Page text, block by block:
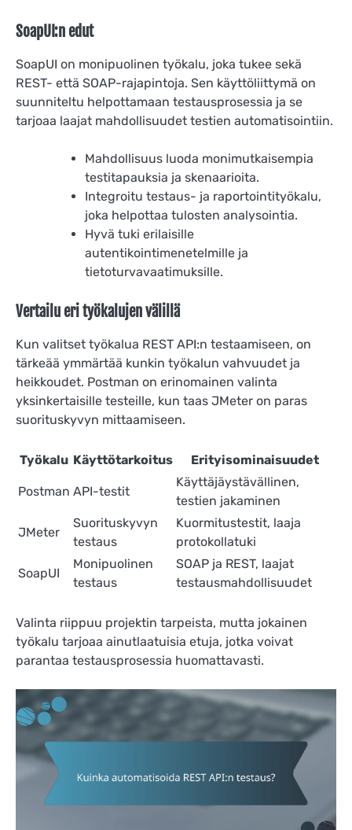
SoapUI:n edut
SoapUI on monipuolinen työkalu, joka tukee sekä
REST- että SOAP-rajapintoja. Sen käyttöliittymä on
suunniteltu helpottamaan testausprosessia ja se
tarjoaa laajat mahdollisuudet testien automatisointiin.
Mahdollisuus luoda monimutkaisempia
testitapauksia ja skenaarioita.
Integroitu testaus- ja raportointityökalu,
joka helpottaa tulosten analysointia.
Hyvä tuki erilaisille
autentikointimenetelmille ja
tietoturvavaatimuksille.
Vertailu eri työkalujen välillä
Kun valitset työkalua REST API:n testaamiseen, on
tärkeää ymmärtää kunkin työkalun vahvuudet ja
heikkoudet. Postman on erinomainen valinta
yksinkertaisille testeille, kun taas JMeter on paras
suorituskyvyn mittaamiseen.
Työkalu Käyttötarkoitus Erityisominaisuudet
Postman API-testit
Käyttäjäystävällinen,
testien jakaminen
JMeter
Suorituskyvyn
testaus
Kuormitustestit, laaja
protokollatuki
SoapUI
Monipuolinen
testaus
SOAP ja REST, laajat
testausmahdollisuudet
Valinta riippuu projektin tarpeista, mutta jokainen
työkalu tarjoaa ainutlaatuisia etuja, jotka voivat
parantaa testausprosessia huomattavasti.